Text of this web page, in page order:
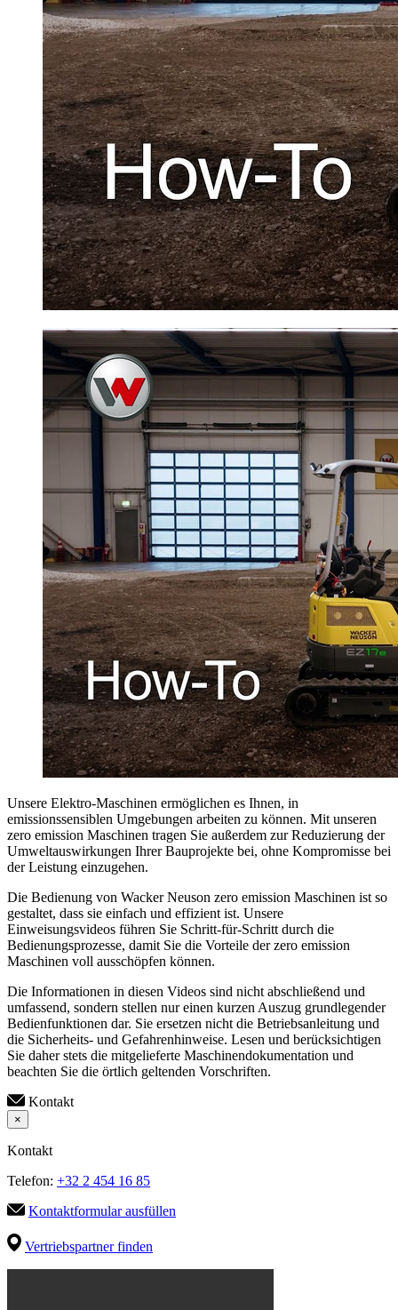
Unsere Elektro-Maschinen ermöglichen es Ihnen, in
emissionssensiblen Umgebungen arbeiten zu können. Mit unseren
zero emission Maschinen tragen Sie außerdem zur Reduzierung der
Umweltauswirkungen Ihrer Bauprojekte bei, ohne Kompromisse bei
der Leistung einzugehen.
Die Bedienung von Wacker Neuson zero emission Maschinen ist so
gestaltet, dass sie einfach und effizient ist. Unsere
Einweisungsvideos führen Sie Schritt-für-Schritt durch die
Bedienungsprozesse, damit Sie die Vorteile der zero emission
Maschinen voll ausschöpfen können.
Die Informationen in diesen Videos sind nicht abschließend und
umfassend, sondern stellen nur einen kurzen Auszug grundlegender
Bedienfunktionen dar. Sie ersetzen nicht die Betriebsanleitung und
die Sicherheits- und Gefahrenhinweise. Lesen und berücksichtigen
Sie daher stets die mitgelieferte Maschinendokumentation und
beachten Sie die örtlich geltenden Vorschriften.
Kontakt
×
Kontakt
Telefon: +32 2 454 16 85
Kontaktformular ausfüllen
Vertriebspartner finden